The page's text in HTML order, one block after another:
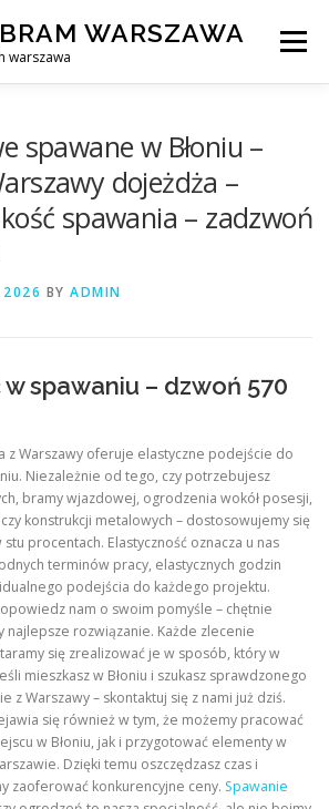
WARSZAWA
warszawa
Menu
BRAM BLOG KONTAKT
spawane w Błoniu –
dojeżdża –
spawania – zadzwoń
2026 BY ADMIN
spawaniu – dzwoń 570
z Warszawy oferuje elastyczne podejście do
Niezależnie od tego, czy potrzebujesz
bramy wjazdowej, ogrodzenia wokół posesji,
konstrukcji metalowych – dostosowujemy się
procentach. Elastyczność oznacza u nas
terminów pracy, elastycznych godzin
podejścia do każdego projektu.
nam o swoim pomyśle – chętnie
najlepsze rozwiązanie. Każde zlecenie
się zrealizować je w sposób, który w
mieszkasz w Błoniu i szukasz sprawdzonego
z Warszawy – skontaktuj się z nami już dziś.
się również w tym, że możemy pracować
w Błoniu, jak i przygotować elementy w
Dzięki temu oszczędzasz czas i
zaoferować konkurencyjne ceny. Spawanie